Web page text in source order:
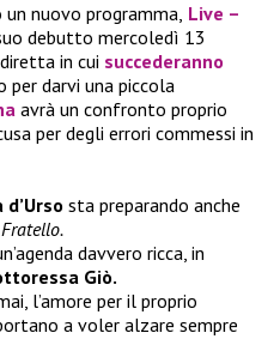
un nuovo programma, Live –
debutto mercoledì 13
in cui succederanno
per darvi una piccola
avrà un confronto proprio
per degli errori commessi in
sta preparando anche
davvero ricca, in
Giò.
l’amore per il proprio
a voler alzare sempre